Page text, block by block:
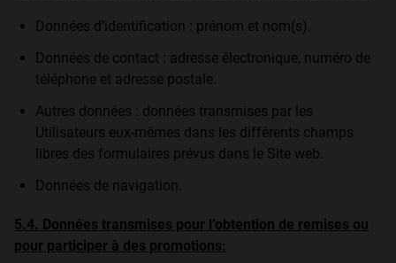
Données d’identification : prénom et nom(s).
Données de contact : adresse électronique, numéro de
téléphone et adresse postale.
Autres données : données transmises par les
Utilisateurs eux-mêmes dans les différents champs
libres des formulaires prévus dans le Site web.
Données de navigation.
5.4. Données transmises pour l’obtention de remises ou
pour participer à des promotions: